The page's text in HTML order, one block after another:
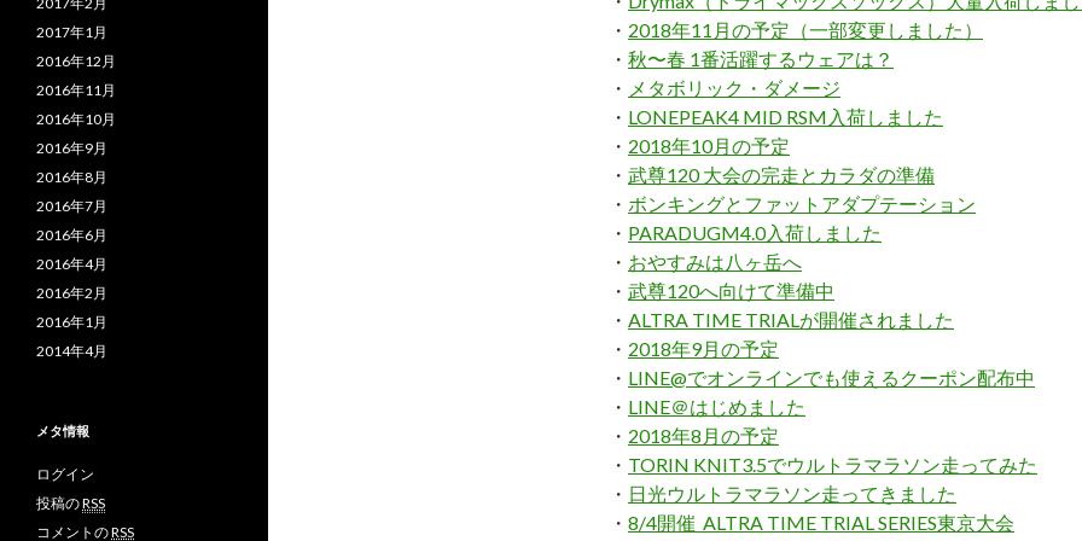
・ 2018年11月の予定（一部変更しました）
・ 秋〜春 1番活躍するウェアは？
・ メタボリック・ダメージ
・ LONEPEAK4 MID RSM入荷しました
・ 2018年10月の予定
・ 武尊120 大会の完走とカラダの準備
・ ボンキングとファットアダプテーション
・ PARADUGM4.0入荷しました
・ おやすみは八ヶ岳へ
・ 武尊120へ向けて準備中
・ ALTRA TIME TRIALが開催されました
・ 2018年9月の予定
・ LINE@でオンラインでも使えるクーポン配布中
・ LINE＠はじめました
・ 2018年8月の予定
・ TORIN KNIT3.5でウルトラマラソン走ってみた
・ 日光ウルトラマラソン走ってきました
・ 8/4開催 ALTRA TIME TRIAL SERIES東京大会
2017年1月
2016年12月
2016年11月
2016年10月
2016年9月
2016年8月
2016年7月
2016年6月
2016年4月
2016年2月
2016年1月
2014年4月
メタ情報
ログイン
投稿のRSS
コメントのRSS